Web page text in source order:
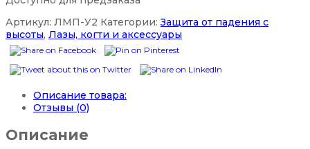
Артикул: ЛМП-У2 Категории:Защита от падения с
высоты, Лазы, когти и аксессуары
Описание товара:
Отзывы (0)
Описание